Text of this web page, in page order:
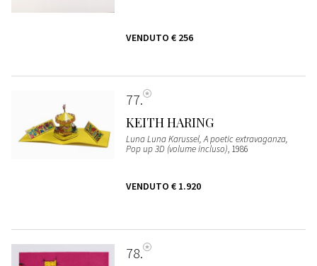
VENDUTO € 256
77
KEITH HARING
Luna Luna Karussel, A poetic extravaganza,
Pop up 3D (volume incluso), 1986
VENDUTO € 1.920
78